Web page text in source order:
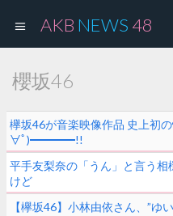
AKB NEWS 48
櫻坂46
欅坂46が音楽映像作品 史上
∀ﾟ)━━━━!!
平手友梨奈の「うん」と言う
けど
【欅坂46】小林由依さん、”ゆ